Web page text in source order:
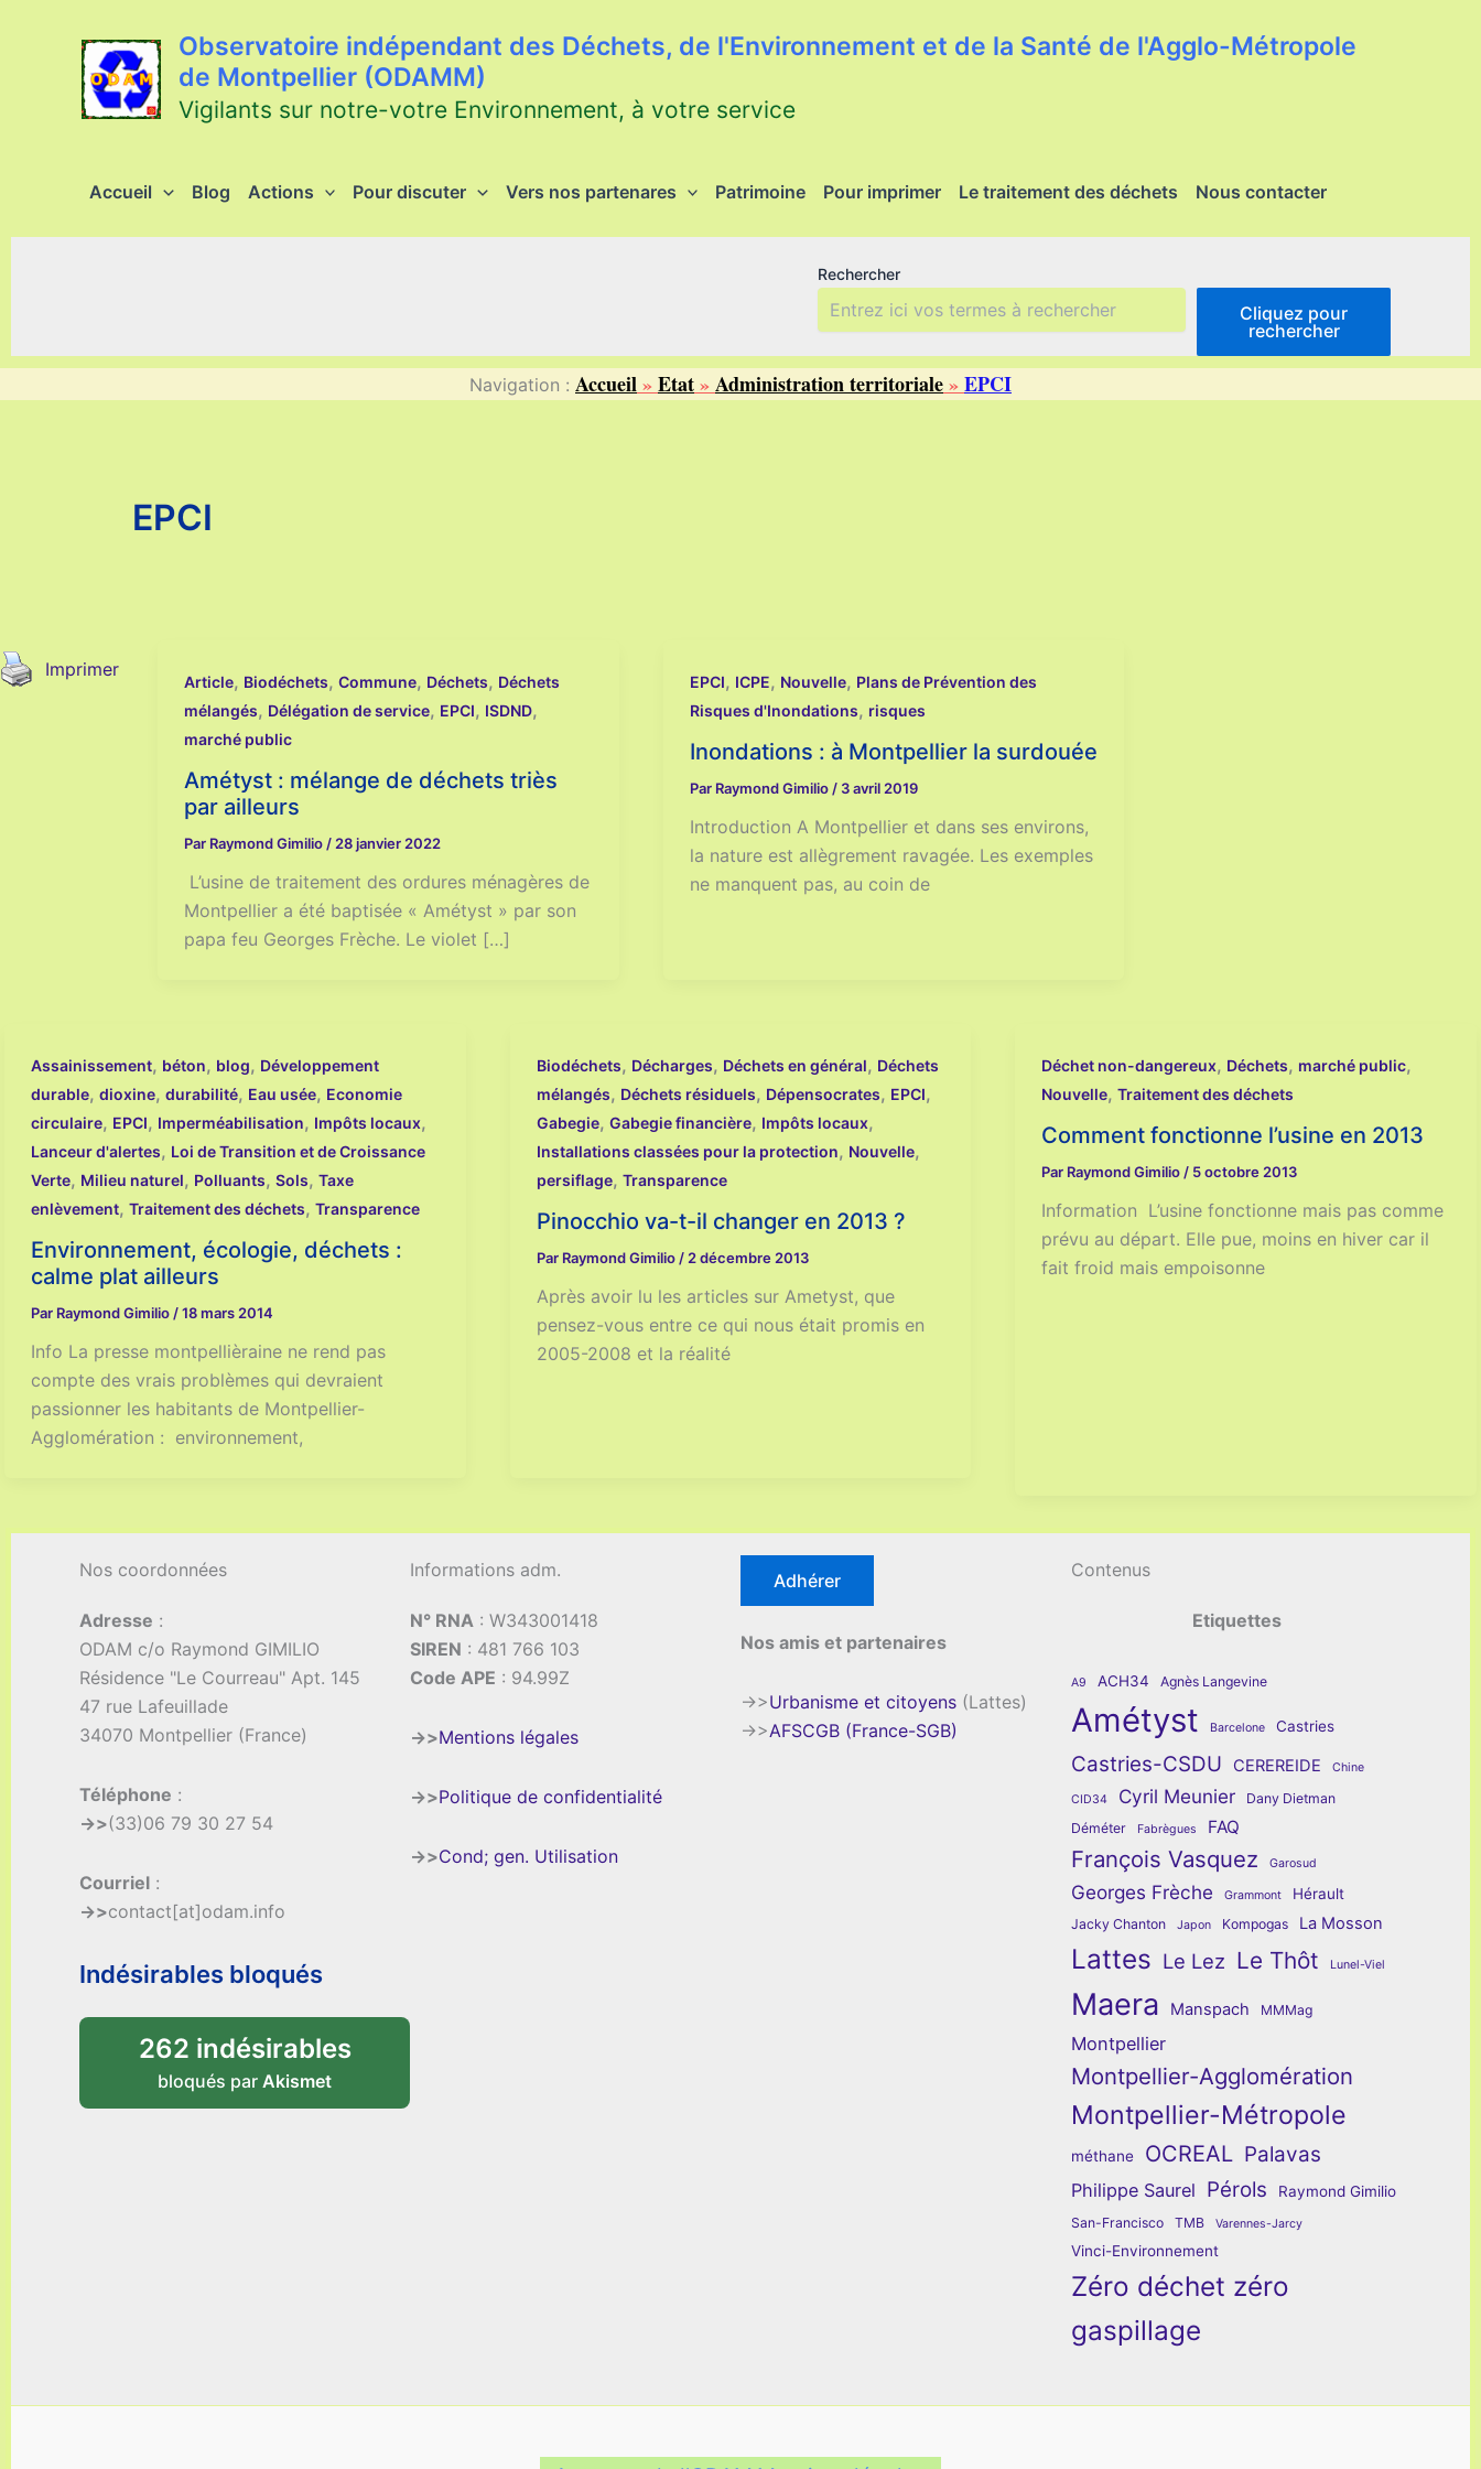
Observatoire indépendant des Déchets, de l'Environnement et de la Santé de l'Agglo-Métropole
de Montpellier (ODAMM)
Vigilants sur notre-votre Environnement, à votre service
Accueil Blog Actions Pour discuter Vers nos partenares Patrimoine Pour imprimer Le traitement des déchets Nous contacter
Rechercher
Cliquez pour
rechercher
Navigation : Accueil»Etat»Administration territoriale»EPCI
EPCI
Imprimer
Article, Biodéchets, Commune, Déchets, Déchets
mélangés, Délégation de service, EPCI, ISDND,
marché public
Amétyst : mélange de déchets triès
par ailleurs
Par Raymond Gimilio / 28 janvier 2022
L’usine de traitement des ordures ménagères de
Montpellier a été baptisée « Amétyst » par son
papa feu Georges Frèche. Le violet […]
EPCI, ICPE, Nouvelle, Plans de Prévention des
Risques d'Inondations, risques
Inondations : à Montpellier la surdouée
Par Raymond Gimilio / 3 avril 2019
Introduction A Montpellier et dans ses environs,
la nature est allègrement ravagée. Les exemples
ne manquent pas, au coin de
Assainissement, béton, blog, Développement
durable, dioxine, durabilité, Eau usée, Economie
circulaire, EPCI, Imperméabilisation, Impôts locaux,
Lanceur d'alertes, Loi de Transition et de Croissance
Verte, Milieu naturel, Polluants, Sols, Taxe
enlèvement, Traitement des déchets, Transparence
Environnement, écologie, déchets :
calme plat ailleurs
Par Raymond Gimilio /18 mars 2014
Info La presse montpellièraine ne rend pas
compte des vrais problèmes qui devraient
passionner les habitants de Montpellier-
Agglomération : environnement,
Biodéchets, Décharges, Déchets en général, Déchets
mélangés, Déchets résiduels, Dépensocrates, EPCI,
Gabegie, Gabegie financière, Impôts locaux,
Installations classées pour la protection, Nouvelle,
persiflage, Transparence
Pinocchio va-t-il changer en 2013 ?
Par Raymond Gimilio / 2 décembre 2013
Après avoir lu les articles sur Ametyst, que
pensez-vous entre ce qui nous était promis en
2005-2008 et la réalité
Déchet non-dangereux, Déchets, marché public,
Nouvelle,Traitement des déchets
Comment fonctionne l’usine en 2013
Par Raymond Gimilio / 5 octobre 2013
Information L’usine fonctionne mais pas comme
prévu au départ. Elle pue, moins en hiver car il
fait froid mais empoisonne
Nos coordonnées
Adresse :
ODAM c/o Raymond GIMILIO
Résidence "Le Courreau" Apt. 145
47 rue Lafeuillade
34070 Montpellier (France)
Téléphone :
->>(33)06 79 30 27 54
Courriel :
->>contact[at]odam.info
Indésirables bloqués
262 indésirables
bloqués par Akismet
Informations adm.
N° RNA : W343001418
SIREN : 481 766 103
Code APE : 94.99Z
->>Mentions légales
->>Politique de confidentialité
->>Cond; gen. Utilisation
Adhérer
Nos amis et partenaires
->>Urbanisme et citoyens (Lattes)
->>AFSCGB (France-SGB)
Contenus
Etiquettes
A9 ACH34 Agnès Langevine
Amétyst Barcelone Castries
Castries-CSDU CEREREIDE Chine
CID34 Cyril Meunier
Dany Dietman
Déméter
Fabrègues FAQ
François Vasquez Garosud
Georges Frèche Grammont Hérault
Jacky Chanton Japon Kompogas La Mosson
Lattes Le Lez Le Thôt Lunel-Viel
Maera Manspach MMMag
Montpellier
Montpellier-Agglomération
Montpellier-Métropole
méthane OCREAL Palavas
Philippe Saurel Pérols Raymond Gimilio
San-Francisco TMB Varennes-Jarcy
Vinci-Environnement
Zéro déchet zéro
gaspillage